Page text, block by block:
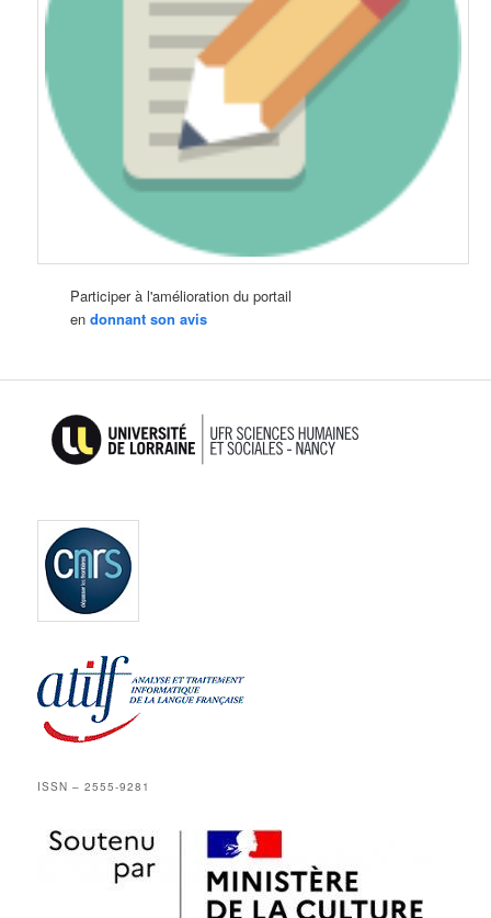
Participer à l'amélioration du portail
endonnant son avis
ISSN – 2555-9281